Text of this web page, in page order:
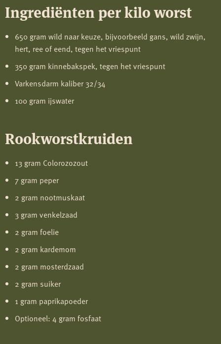
Ingrediënten per kilo worst
650 gram wild naar keuze, bijvoorbeeld gans, wild zwijn,
hert, ree of eend, tegen het vriespunt
350 gram kinnebakspek, tegen het vriespunt
Varkensdarm kaliber 32/34
100 gram ijswater
Rookworstkruiden
13 gram Colorozozout
7 gram peper
2 gram nootmuskaat
3 gram venkelzaad
2 gram foelie
2 gram kardemom
2 gram mosterdzaad
2 gram suiker
1 gram paprikapoeder
Optioneel: 4 gram fosfaat